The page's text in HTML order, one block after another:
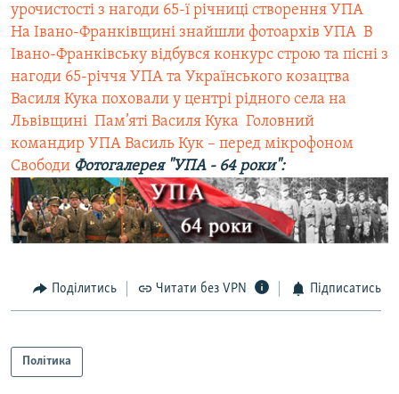
урочистості з нагоди 65-ї рiчницi створення УПА
На Івано-Франківщині знайшли фотоархів УПА  В
Івано-Франківську відбувся конкурс строю та пісні з
нагоди 65-річчя УПА та Українського козацтва
Василя Кука поховали у центрі рідного села на
Львівщині  Пам’яті Василя Кука  Головний
командир УПА Василь Кук – перед мікрофоном
Свободи Фотогалерея "УПА - 64 роки":
Поділитись Читати без VPN Підписатись
Політика